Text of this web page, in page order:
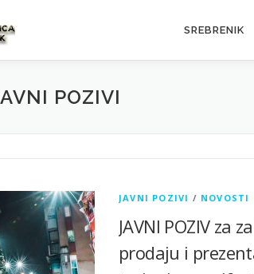
SREBRENIK
POZIVI
JAVNI POZIVI / NOVOSTI
JAVNI POZIV za
prodaju i